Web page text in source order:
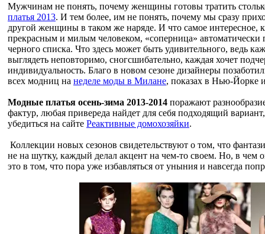
Мужчинам не понять, почему женщины готовы тратить
платья 2013. И тем более, им не понять, почему мы сразу
другой женщины в таком же наряде. И что самое интересное,
прекрасным и милым человеком, «соперница» автоматически
черного списка. Что здесь может быть удивительного, ведь
выглядеть неповторимо, сногсшибательно, каждая хочет
индивидуальность. Благо в новом сезоне дизайнеры
всех модниц на неделе моды в Милане, показах в Нью-Йорке
Модные платья осень-зима 2013-2014 поражают
фактур, любая привереда найдет для себя подходящий
убедиться на сайте Реактивные домохозяйки.
Коллекции новых сезонов свидетельствуют о том, что
не на шутку, каждый делал акцент на чем-то своем. Но, в чем
это в том, что пора уже избавляться от уныния и навсегда